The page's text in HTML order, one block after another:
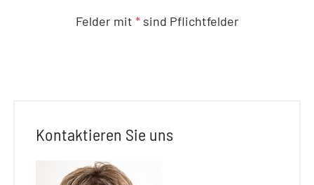
Felder mit *sind Pflichtfelder
Kontaktieren Sie uns